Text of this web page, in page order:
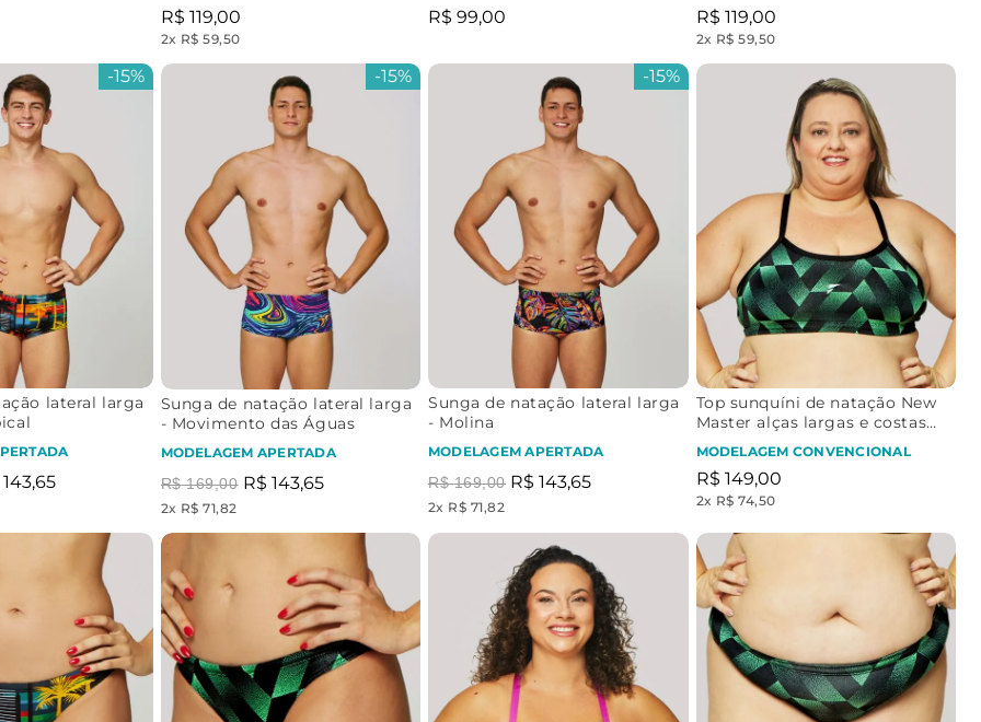
R$ 119,00
2x R$ 59,50
R$ 99,00 R$ 119,00
2x R$ 59,50
-15%
lateral larga
143,65
-15%
Sunga de natação lateral larga
- Movimento das Águas
MODELAGEM APERTADA
R$ 169,00 R$ 143,65
2x R$ 71,82
-15%
Sunga de natação lateral larga
- Molina
MODELAGEM APERTADA
R$ 169,00 R$ 143,65
2x R$ 71,82
Top sunquíni de natação New
Master alças largas e costas
nadador - Impacto | Preto
MODELAGEM CONVENCIONAL
R$ 149,00
2x R$ 74,50